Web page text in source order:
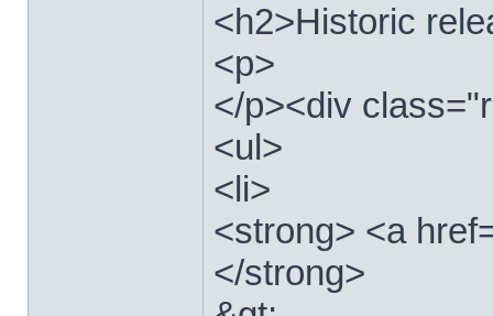
<h2>Historic
<p>
</p><div
<ul>
<li>
<strong> <a
</strong>